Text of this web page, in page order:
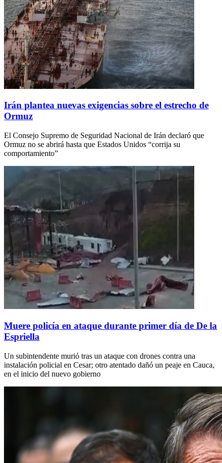
Irán plantea nuevas exigencias sobre el estrecho de
Ormuz
El Consejo Supremo de Seguridad Nacional de Irán declaró que
Ormuz no se abrirá hasta que Estados Unidos “corrija su
comportamiento”
Muere policía en ataque durante primer día de De la
Espriella
Un subintendente murió tras un ataque con drones contra una
instalación policial en Cesar; otro atentado dañó un peaje en Cauca,
en el inicio del nuevo gobierno